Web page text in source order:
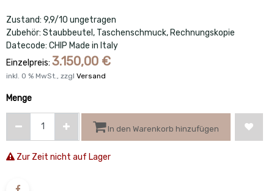
Zustand: 9,9/10 ungetragen
Zubehör: Staubbeutel, Taschenschmuck, Rechnungskopie
Datecode: CHIP Made in Italy
Einzelpreis: 3.150,00 €
inkl. 0 % MwSt., zzgl Versand
Menge
In den Warenkorb hinzufügen
Zur Zeit nicht auf Lager